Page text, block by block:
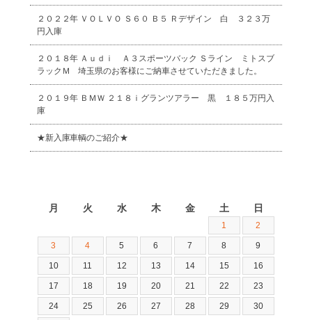
２０２２年 ＶＯＬＶＯ Ｓ６０ Ｂ５ Ｒデザイン 白 ３２３万
円入庫
２０１８年 Ａｕｄｉ Ａ３スポーツバック Ｓライン ミトスブ
ラックＭ 埼玉県のお客様にご納車させていただきました。
２０１９年 ＢＭＷ ２１８ｉグランツアラー 黒 １８５万円入
庫
★新入庫車輌のご紹介★
月 火 水 木 金 土 日
1 2
3 4 5 6 7 8 9
10 11 12 13 14 15 16
17 18 19 20 21 22 23
24 25 26 27 28 29 30